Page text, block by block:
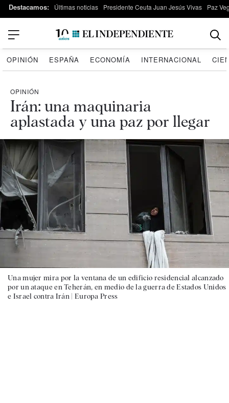
Destacamos: Últimas noticias Presidente Ceuta Juan Jesús Vivas Paz
OPINIÓN ESPAÑA ECONOMÍA INTERNACIONAL
OPINIÓN
Irán: una maquinaria
aplastada y una paz por llegar
Una mujer mira por la ventana de un edificio residencial alcanzado
por un ataque en Teherán, en medio de la guerra de Estados Unidos
e Israel contra Irán | Europa Press